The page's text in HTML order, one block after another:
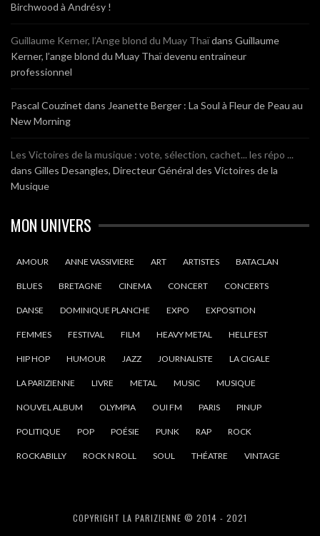
Birchwood à Andrésy !
Guillaume Kerner, l’Ange blond du Muay Thaïdans Guillaume
Kerner, l’ange blond du Muay Thaï devenu entraineur
professionnel
Pascal Couzinet dans Jeanette Berger : La Soul à Fleur de Peau au
New Morning
Les Victoires de la musique : vote, sélection, cachet... les répo ...
dans Gilles Desangles, Directeur Général des Victoires de la
Musique
MON UNIVERS
AMOUR ANNE VASSIVIERE ART ARTISTES BATACLAN
BLUES BRETAGNE CINEMA CONCERT CONCERTS
DANSE DOMINIQUE PLANCHE EXPO EXPOSITION
FEMMES FESTIVAL FILM HEAVY METAL HELLFEST
HIP HOP HUMOUR JAZZ JOURNALISTE LA CIGALE
LA PARIZIENNE LIVRE METAL MUSIC MUSIQUE
NOUVEL ALBUM OLYMPIA OUI FM PARIS PINUP
POLITIQUE POP POÉSIE PUNK RAP ROCK
ROCKABILLY ROCK N ROLL SOUL THÉATRE VINTAGE
COPYRIGHT LA PARIZIENNE © 2014 - 2021